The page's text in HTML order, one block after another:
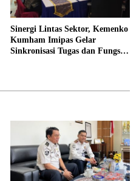
Sinergi Lintas Sektor, Kemenko
Kumham Imipas Gelar
Sinkronisasi Tugas dan Fungsi